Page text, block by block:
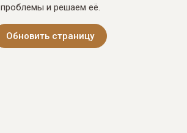
проблемы и решаем её.
Обновить страницу